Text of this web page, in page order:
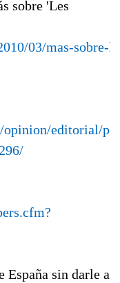
sobre 'Les
03/mas-sobre-
editorial/
España sin darle a